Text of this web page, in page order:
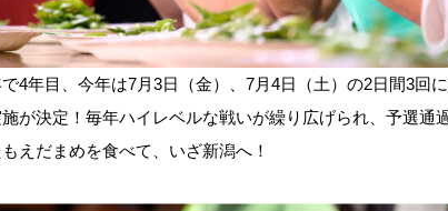
4年目、今年は7月3日（金）、7月4日（土）の2日間3回
が決定！毎年ハイレベルな戦いが繰り広げられ、予選通
えだまめを食べて、いざ新潟へ！